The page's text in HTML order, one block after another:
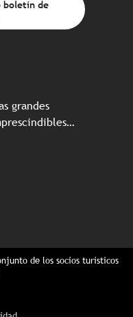
boletín de
grandes
de los socios turísticos